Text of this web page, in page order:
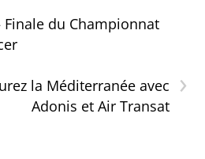
Finale du Championnat
›
la Méditerranée avec
Adonis et Air Transat